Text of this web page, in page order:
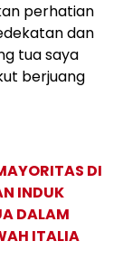
perhatian
dan
tua saya
berjuang
DI
INDUK
DALAM
ITALIA